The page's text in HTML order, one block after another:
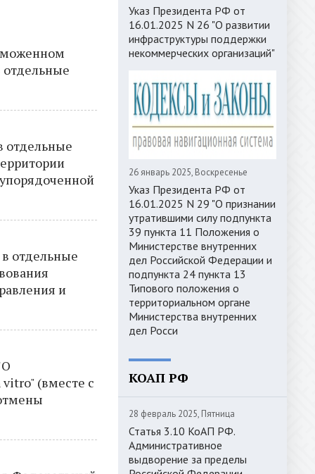
отдельные
отдельные
отдельные
и
(вместе с
Указ Президента РФ от
16.01.2025 N 26 "О развитии
инфраструктуры поддержки
некоммерческих организаций"
26 январь 2025, Воскресенье
Указ Президента РФ от
16.01.2025 N 29 "О признании
утратившими силу подпункта
39 пункта 11 Положения о
Министерстве внутренних
дел Российской Федерации и
подпункта 24 пункта 13
Типового положения о
территориальном органе
Министерства внутренних
дел Росси
КОАП РФ
28 февраль 2025, Пятница
Статья 3.10 КоАП РФ.
Административное
выдворение за пределы